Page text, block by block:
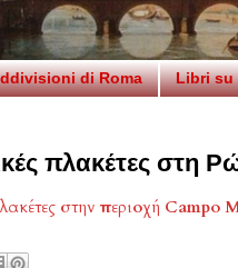
di Roma Libri su
πλακέτες στη
στην περιοχή Campo